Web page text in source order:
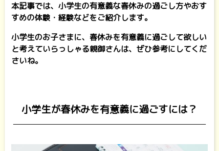
本記事では、小学生の有意義な春休みの過ごし方やおす
すめの体験・経験などをご紹介します。
小学生のお子さまに、春休みを有意義に過ごして欲しい
と考えていらっしゃる親御さんは、ぜひ参考にしてくだ
さいね。
小学生が春休みを有意義に過ごすには？